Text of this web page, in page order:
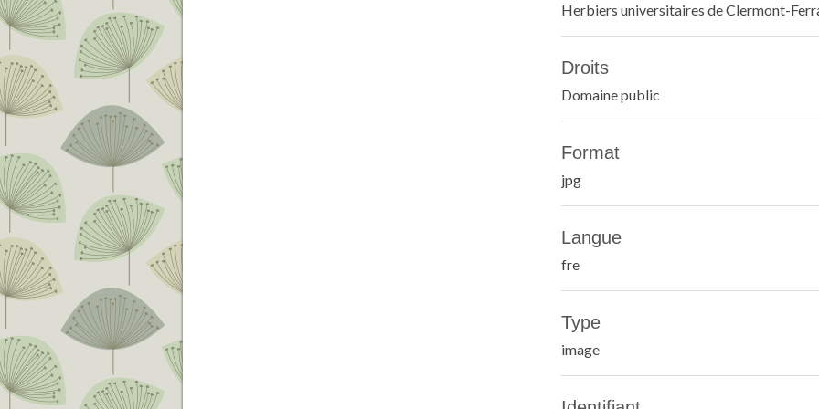
Herbiers universitaires de Clermont-
Droits
Domaine public
Format
jpg
Langue
fre
Type
image